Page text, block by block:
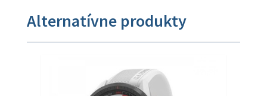
Alternatívne produkty